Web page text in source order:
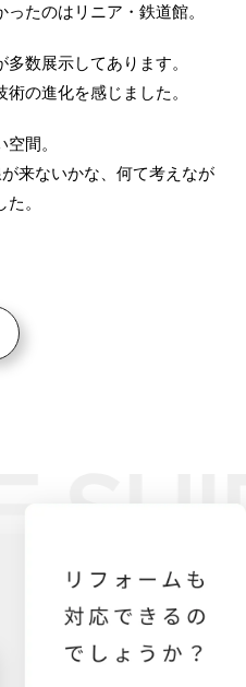
たのはリニア・鉄道館。
数展示してあります。
の進化を感じました。
間。
来ないかな、何て考えなが
。